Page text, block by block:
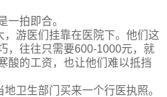
一拍即合。
游医们挂靠在医院下。他们这
，往往只需要600-1000元，就
酸的工资，也让他们难以抵挡
卫生部门买来一个行医执照。